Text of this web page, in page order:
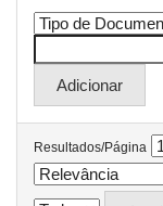
Resultados/Página